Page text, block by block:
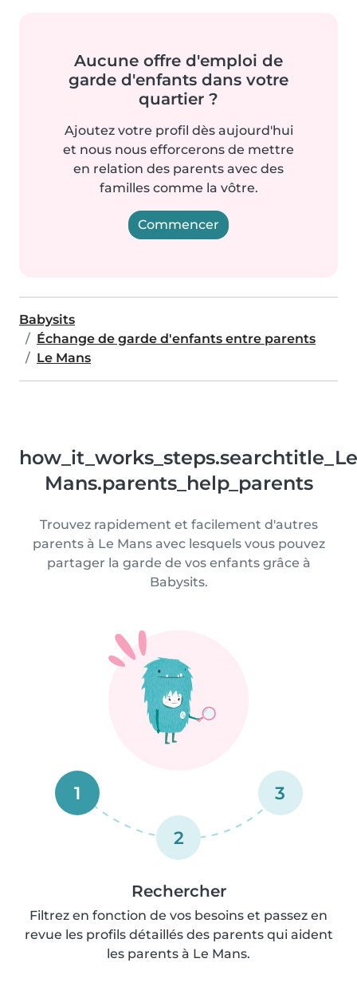
Aucune offre d'emploi de
garde d'enfants dans votre
quartier ?
Ajoutez votre profil dès aujourd'hui
et nous nous efforcerons de mettre
en relation des parents avec des
familles comme la vôtre.
Commencer
Babysits
Échange de garde d'enfants entre parents
Le Mans
how_it_works_steps.searchtitle_Le
Mans.parents_help_parents
Trouvez rapidement et facilement d'autres
parents à Le Mans avec lesquels vous pouvez
partager la garde de vos enfants grâce à
Babysits.
1
2
3
Rechercher
Filtrez en fonction de vos besoins et passez en
revue les profils détaillés des parents qui aident
les parents à Le Mans.